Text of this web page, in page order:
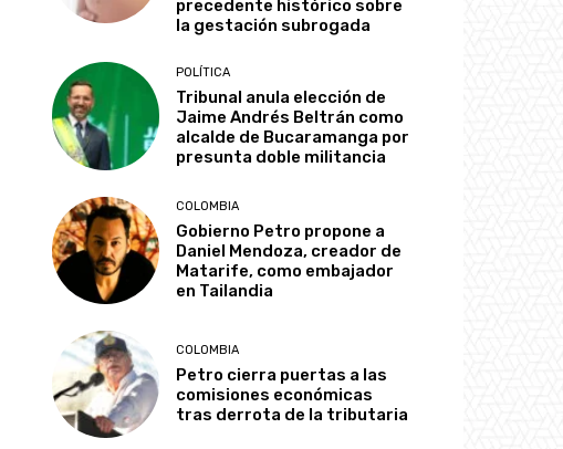
precedente histórico sobre
la gestación subrogada
POLÍTICA
Tribunal anula elección de
Jaime Andrés Beltrán como
alcalde de Bucaramanga por
presunta doble militancia
COLOMBIA
Gobierno Petro propone a
Daniel Mendoza, creador de
Matarife, como embajador
en Tailandia
COLOMBIA
Petro cierra puertas a las
comisiones económicas
tras derrota de la tributaria